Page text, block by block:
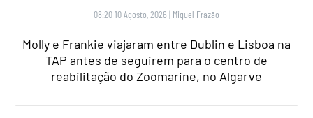
08:20 10 Agosto, 2026 | Miguel Frazão
Molly e Frankie viajaram entre Dublin e Lisboa na
TAP antes de seguirem para o centro de
reabilitação do Zoomarine, no Algarve